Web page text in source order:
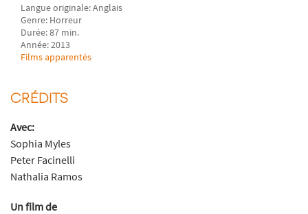
Langue originale: Anglais
Genre: Horreur
Durée: 87 min.
Année: 2013
Films apparentés
CRÉDITS
Avec:
Sophia Myles
Peter Facinelli
Nathalia Ramos
Un film de